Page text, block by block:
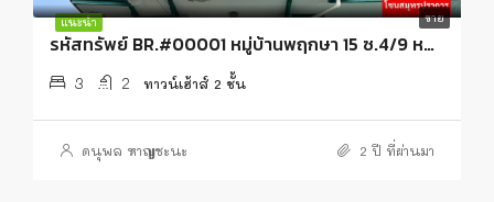
แนะนำ ขาย
รหัสทรัพย์ BR.#00001 หมู่บ้านพฤกษา 15 ซ.4/9 หลังมุม
3 2 ทาวน์เฮ้าส์ 2 ชั้น
ดนุพล หาญชะนะ 2 ปี ที่ผ่านมา